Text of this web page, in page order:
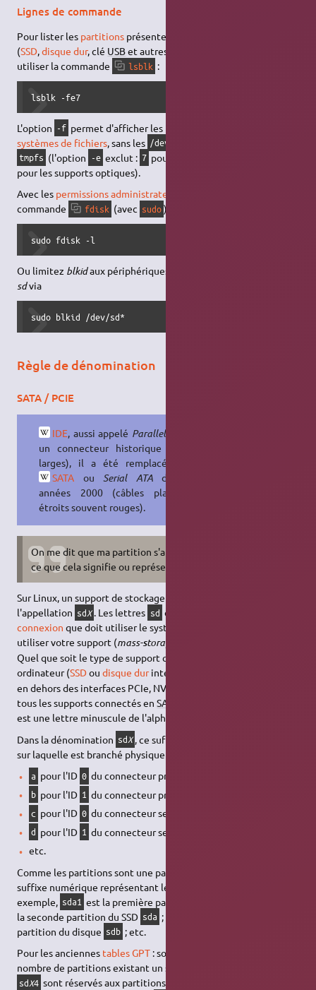
Lignes de commande
Pour lister les partitions présentes sur des supports physiques
(SSD,disque dur, clé USBet autres) depuis un
utiliser la commande
lsblk :
lsblk -fe7
L'option -f permet d'afficher les informations relatives aux
systèmes de fichiers, sans les /dev/loop
tmpfs (l'option -e exclut : 7 pour les systèmes virtuels, et
pour les supports optiques).
Avec les permissions administrateur
commande
fdisk (avec sudo) :
sudo fdisk -l
Ou limitez blkidaux périphériques dont le nom commence par
sdvia
sudo blkid /dev/sd*
Règle de dénomination
SATA / PCIE
IDE , aussi appelé Parallel ATA
un connecteur historique (nappes
larges), il a été remplacé par le
SATA ou Serial ATAdans les
années 2000 (câbles plats plus
étroits souvent rouges).
On me dit que ma partition s'appelle
ce que cela signifie ou représente ?
Sur Linux, un support de stockage
l'appellation sdX . Les lettres sd désignent le type de
connexion que doit utiliser le système d'exploitation pour
utiliser votre support (mass-storage
Quel que soit le type de support que vous branchez à votre
ordinateur (SSDoudisque durinterne ou externe
en dehors des interfaces PCIe, NVMe, ou lecteurs de cartes SD,
tous les supports connectés enSATA
est une lettre minuscule de l'alphabet (
Dans la dénomination sdX , ce suffixe
sur laquelle est branché physiquement le support :
a pour l'ID 0 du connecteur primaire
b pour l'ID 1 du connecteur primaire
c pour l'ID 0 du connecteur secondaire
d pour l'ID 1 du connecteur secondaire
etc.
Comme les partitions sont une partie d'un support physique, le
suffixe numérique représentant leur position le support. Par
exemple, sda1 est la première partition du SSD
la seconde partition du SSD sda ;
partition du disque sdb ; etc.
Pour les anciennes tables GPT : sous Linux, peu importe le
nombre de partitions existant un support, les noms
sdX4 sont réservés aux partitions primaires, dont l'éventuelle